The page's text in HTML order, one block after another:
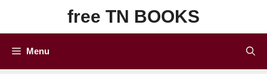
content
free TN BOOKS
Menu